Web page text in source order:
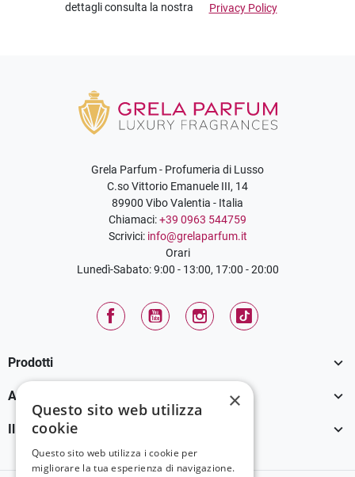
dettagli consulta la nostra
Privacy Policy
Grela Parfum - Profumeria di Lusso
C.so Vittorio Emanuele III, 14
89900 Vibo Valentia - Italia
Chiamaci:+39 0963 544759
Scrivici: info@grelaparfum.it
Orari
Lunedì-Sabato: 9:00 - 13:00, 17:00 - 20:00
FacebookYouTube InstagramTikTok
Prodotti 
Assistenza Clienti 
Il tuo account 
×
Questo sito web utilizza
cookie
Questo sito web utilizza i cookie per
migliorare la tua esperienza di navigazione.